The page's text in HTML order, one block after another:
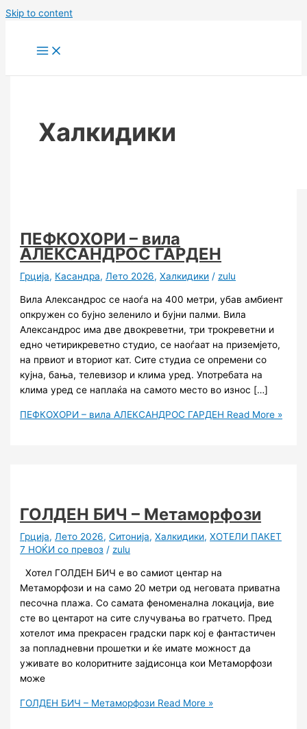
Skip to content
Халкидики
ПЕФКОХОРИ – вила
АЛЕКСАНДРОС ГАРДЕН
Грција, Касандра, Лето 2026,Халкидики / zulu
Вила Александрос се наоѓа на 400 метри, убав амбиент
опкружен со бујно зеленило и бујни палми. Вила
Александрос има две двoкреветни, три трокреветни и
едно четирикреветно студио, се наоѓаат на приземјето,
на првиот и вториот кат. Сите студиа се опремени со
кујна, бања, телевизор и клима уред. Употребата на
клима уред се наплаќа на самото место во износ […]
ПЕФКОХОРИ – вила АЛЕКСАНДРОС ГАРДЕН Read More »
ГОЛДЕН БИЧ – Метаморфози
Грција, Лето 2026,Ситонија,Халкидики,ХОТЕЛИ ПАКЕТ
7 НОЌИ со превоз / zulu
Хотел ГОЛДЕН БИЧ е во самиот центар на
Метаморфози и на само 20 метри од неговата приватна
песочна плажа. Со самата феноменална локација, вие
сте во центарот на сите случувања во гратчето. Пред
хотелот има прекрасен градски парк кој е фантастичен
за попладневни прошетки и ќе имате можност да
уживате во колоритните зајдисонца кои Метаморфози
може
ГОЛДЕН БИЧ – Метаморфози Read More »